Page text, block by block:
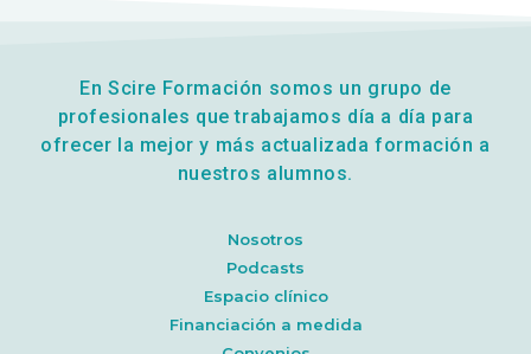
En Scire Formación somos un grupo de
profesionales que trabajamos día a día para
ofrecer la mejor y más actualizada formación a
nuestros alumnos.
Nosotros
Podcasts
Espacio clínico
Financiación a medida